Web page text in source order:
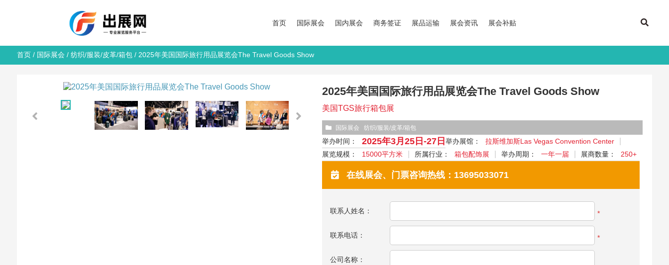
首页 国际展会 国内展会 商务签证 展品运输 展会资讯 展会补贴
首页/ 国际展会 / 纺织/服装/皮革/箱包/ 2025年美国国际旅行用品展览会The Travel Goods Show
2025年美国国际旅行用品展览会The Travel Goods Show
美国TGS旅行箱包展
国际展会 纺织/服装/皮革/箱包
举办时间： 2025年3月25日-27日举办展馆：
拉斯维加斯Las Vegas Convention Center
展览规模：
15000平方米 所属行业： 箱包配饰展 举办周期： 一年一届 展商数量： 250+
在线展会、门票咨询热线：13695033071
联系人姓名： *
联系电话： *
公司名称：